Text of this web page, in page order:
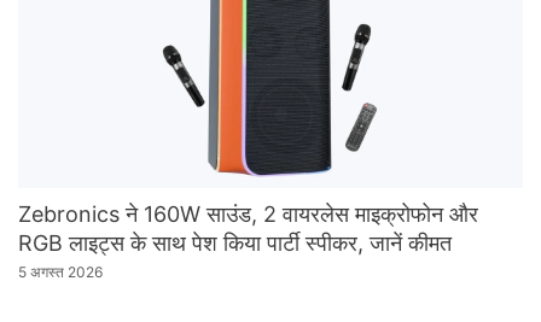
Zebronics ने 160W साउंड, 2 वायरलेस माइक्रोफोन और
RGB लाइट्स के साथ पेश किया पार्टी स्पीकर, जानें कीमत
5 अगस्त 2026